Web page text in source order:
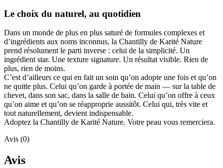
Le choix du naturel, au quotidien
Dans un monde de plus en plus saturé de formules complexes et
d’ingrédients aux noms inconnus, la Chantilly de Karité Nature
prend résolument le parti inverse : celui de la simplicité. Un
ingrédient star. Une texture signature. Un résultat visible. Rien de
plus, rien de moins.
C’est d’ailleurs ce qui en fait un soin qu’on adopte une fois et qu’on
ne quitte plus. Celui qu’on garde à portée de main — sur la table de
chevet, dans son sac, dans la salle de bain. Celui qu’on offre à ceux
qu’on aime et qu’on se réapproprie aussitôt. Celui qui, très vite et
tout naturellement, devient indispensable.
Adoptez la Chantilly de Karité Nature. Votre peau vous remerciera.
Avis (0)
Avis